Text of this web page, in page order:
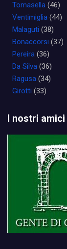
Tomasella (46)
Ventimiglia (44)
Malaguti (38)
Bonaccorsi (37)
Pereira (36)
Da Silva (36)
Ragusa (34)
Girotti (33)
I nostri amici